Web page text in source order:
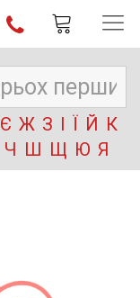
Є Ж З І Ї Й К
Ч Ш Щ Ю Я